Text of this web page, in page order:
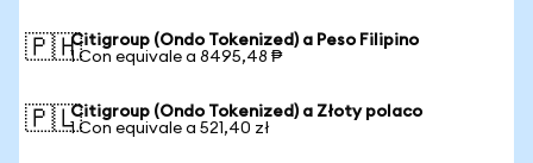
🇵🇭Citigroup (Ondo Tokenized) a Peso Filipino
1 Con equivale a 8495,48 ₱
🇵🇱Citigroup (Ondo Tokenized) a Złoty polaco
1 Con equivale a 521,40 zł